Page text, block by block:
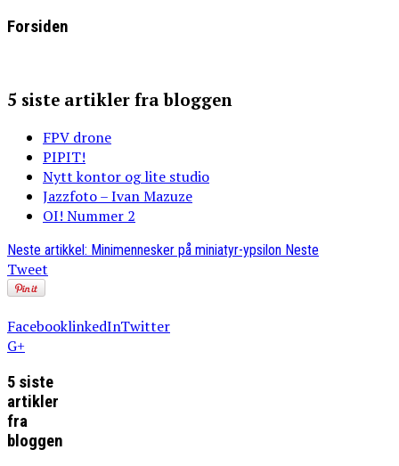
Forsiden
5 siste artikler fra bloggen
FPV drone
PIPIT!
Nytt kontor og lite studio
Jazzfoto – Ivan Mazuze
OI! Nummer 2
Neste artikkel: Minimennesker på miniatyr-ypsilon Neste
Tweet
FacebooklinkedInTwitter
G+
5 siste
artikler
fra
bloggen